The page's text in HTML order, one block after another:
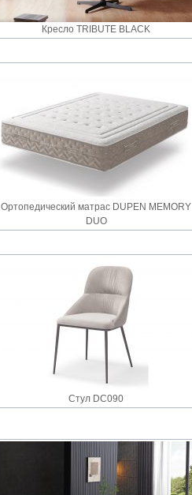
Кресло TRIBUTE BLACK
Ортопедический матрас DUPEN MEMORY
DUO
Стул DC090